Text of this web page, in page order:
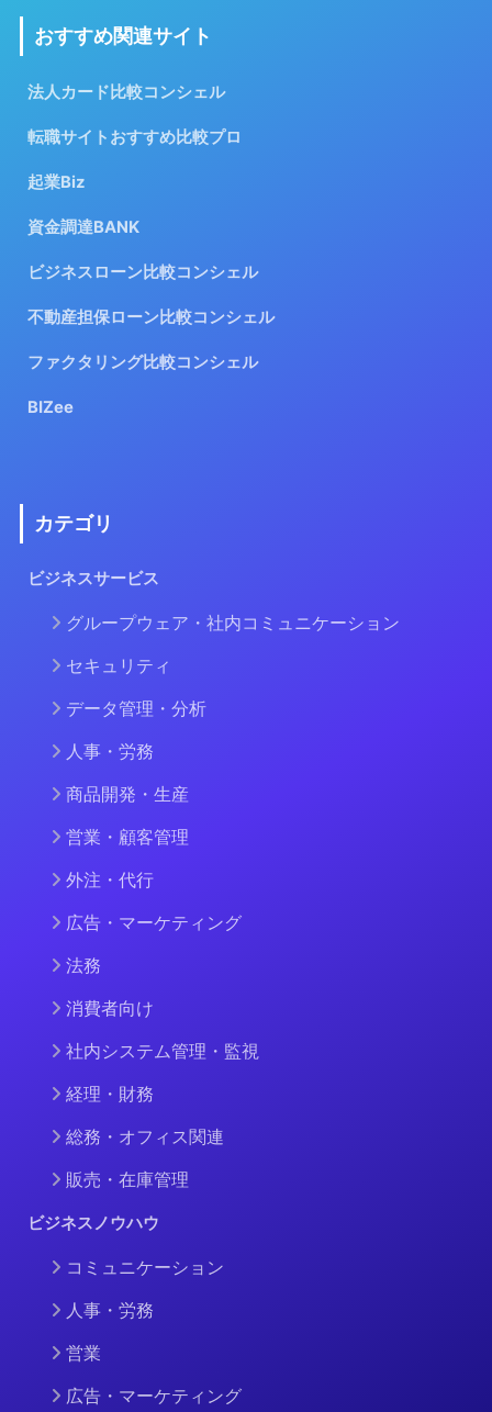
おすすめ関連サイト
法人カード比較コンシェル
転職サイトおすすめ比較プロ
起業Biz
資金調達BANK
ビジネスローン比較コンシェル
不動産担保ローン比較コンシェル
ファクタリング比較コンシェル
BIZee
カテゴリ
ビジネスサービス
グループウェア・社内コミュニケーション
セキュリティ
データ管理・分析
人事・労務
商品開発・生産
営業・顧客管理
外注・代行
広告・マーケティング
法務
消費者向け
社内システム管理・監視
経理・財務
総務・オフィス関連
販売・在庫管理
ビジネスノウハウ
コミュニケーション
人事・労務
営業
広告・マーケティング